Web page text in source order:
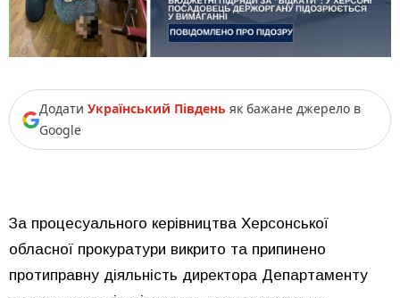
Додати Український Південь як бажане джерело в
Google
За процесуального керівництва Херсонської
обласної прокуратури викрито та припинено
протиправну діяльність директора Департаменту